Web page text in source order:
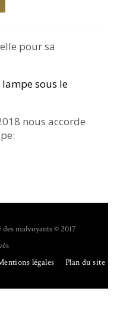
pour sa
sous le
nous accorde
malvoyants © 2017
légales
Plan du site